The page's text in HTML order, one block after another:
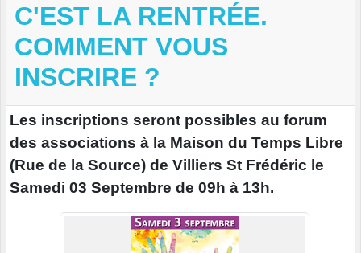
C'EST LA RENTRÉE.
COMMENT VOUS
INSCRIRE ?
Les inscriptions seront possibles au forum
des associations à la Maison du Temps Libre
(Rue de la Source) de Villiers St Frédéric le
Samedi 03 Septembre de 09h à 13h.